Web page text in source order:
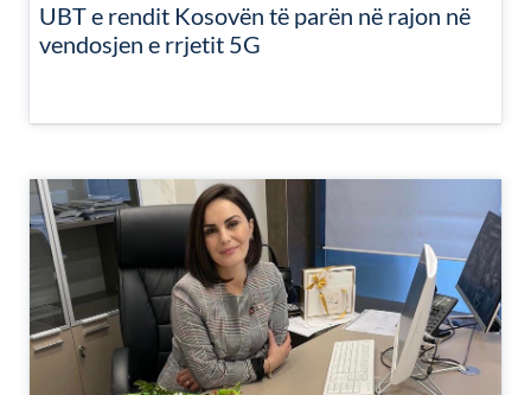
UBT e rendit Kosovën të parën në rajon në
vendosjen e rrjetit 5G